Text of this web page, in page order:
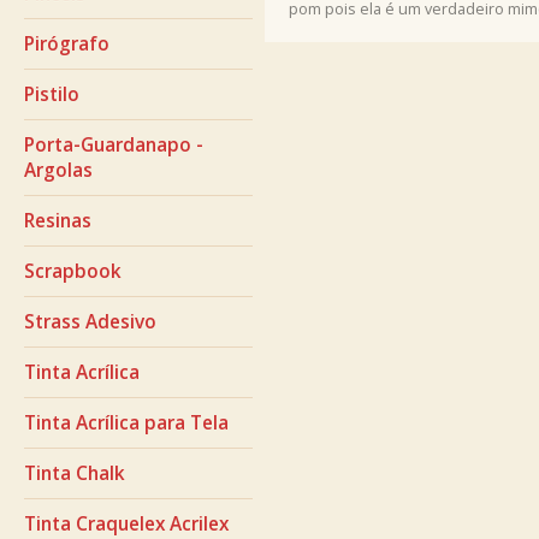
Pirógrafo
Pistilo
Porta-Guardanapo -
Argolas
Resinas
Scrapbook
Strass Adesivo
Tinta Acrílica
Tinta Acrílica para Tela
Tinta Chalk
Tinta Craquelex Acrilex
pom pois ela é um verdadeiro